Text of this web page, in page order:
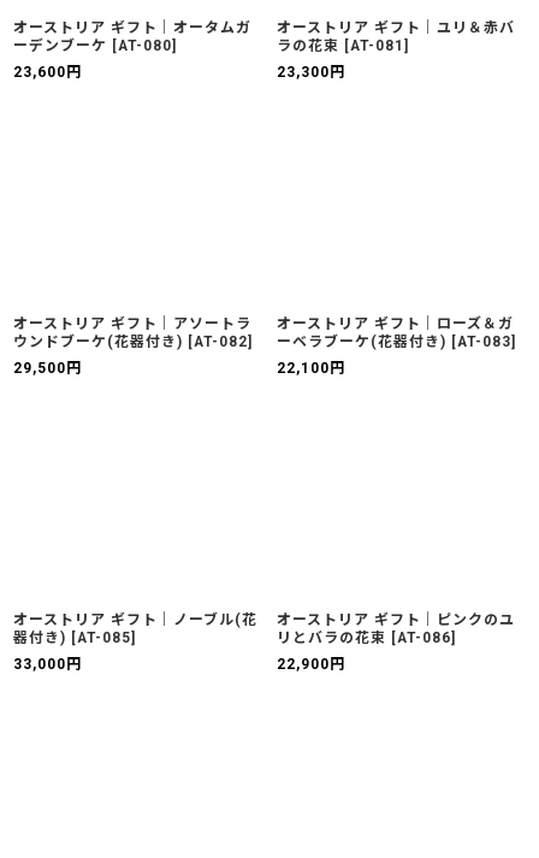
オーストリア ギフト｜オータムガ
ーデンブーケ
[AT-080]
23,600 円
オーストリア ギフト｜ユリ＆赤バ
ラの花束 [AT-081 ]
23,300 円
オーストリア ギフト｜アソートラ
ウンドブーケ(花器付き) [AT-082]
29,500 円
オーストリア ギフト｜ローズ＆ガ
ーベラブーケ(花器付き) [AT-083]
22,100 円
オーストリア ギフト｜ノーブル(花
器付き) [AT-085]
33,000 円
オーストリア ギフト｜ピンクのユ
リとバラの花束 [AT-086]
22,900 円